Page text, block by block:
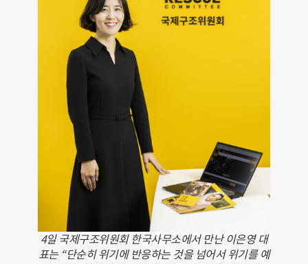
4일 국제구조위원회 한국사무소에서 만난 이은영 대
표는 “단순히 위기에 반응하는 것을 넘어서 위기를 예